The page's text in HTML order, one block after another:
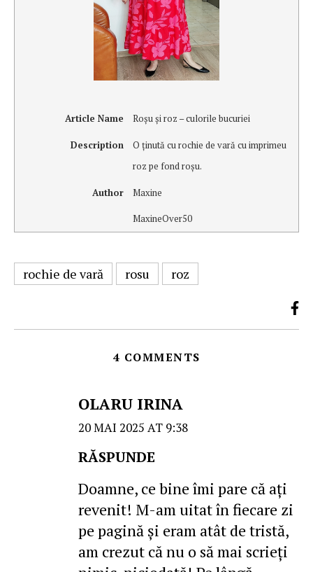
Article Name Roşu şi roz – culorile bucuriei
Description
O ţinută cu rochie de vară cu imprimeu
roz pe fond roşu.
Author Maxine
MaxineOver50
rochie de vară rosu roz
4 COMMENTS
OLARU IRINA
20 MAI 2025 AT 9:38
RĂSPUNDE
Doamne, ce bine îmi pare că ați
revenit! M-am uitat în fiecare zi
pe pagină și eram atât de tristă,
am crezut că nu o să mai scrieți